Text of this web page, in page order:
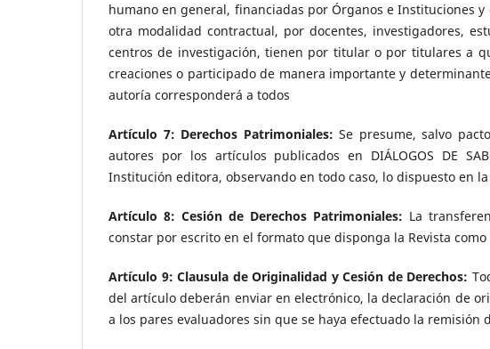
humano en general, financiadas por Órganos e Instituciones
otra modalidad contractual, por docentes, investigadores,
centros de investigación, tienen por titular o por titulares a
creaciones o participado de manera importante y
autoría corresponderá a todos
Artículo 7: Derechos Patrimoniales:Se presume, salvo
autores por los artículos publicados en DIÁLOGOS DE
Institución editora, observando en todo caso, lo dispuesto en la
Artículo 8: Cesión de Derechos Patrimoniales: La
constar por escrito en el formato que disponga la Revista
Artículo 9: Clausula de Originalidad y Cesión de Derechos:
del artículo deberán enviar en electrónico, la declaración de
a los pares evaluadores sin que se haya efectuado la